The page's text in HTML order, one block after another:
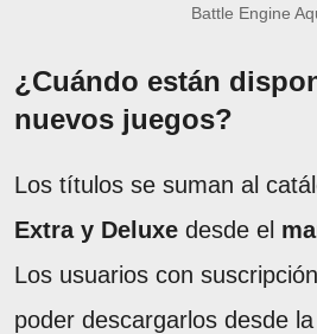
Battle Engine
¿Cuándo están
nuevos juegos?
Los títulos se suman al
Extra y Deluxe desde el
Los usuarios con
poder descargarlos desde